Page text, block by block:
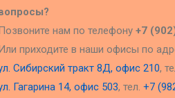
нам по телефону +7
приходите в наши офисы по
Сибирский тракт 8Д, офис 210,
Гагарина 14, офис 503, тел. +7